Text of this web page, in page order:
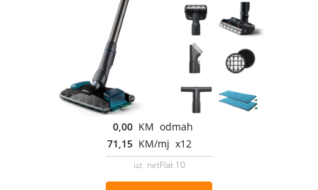
0,00 KM odmah
71,15 KM/mj x12
uz netFlat 10